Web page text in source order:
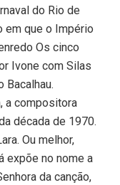
do Rio de
em que o Império
Os cinco
Ivone com Silas
Bacalhau.
a compositora
década de 1970.
Ou melhor,
expõe no nome a
da canção,